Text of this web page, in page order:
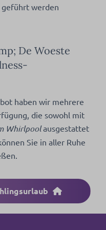
geführt werden
De Woeste
haben wir mehrere
die sowohl mit
Whirlpoolausgestattet
Sie in aller Ruhe